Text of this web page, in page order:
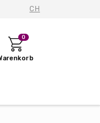
CH
0